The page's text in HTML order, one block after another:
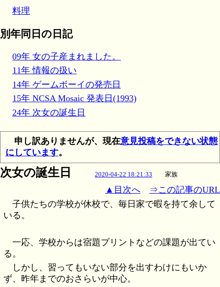
料理
別年同日の日記
09年 女の子産まれました。
11年 情報の扱い
14年 ゲームボーイの発売日
15年 NCSA Mosaic 発表日(1993)
24年 次女の誕生日
申し訳ありませんが、現在意見投稿をできない状態
にしています。
次女の誕生日 2020-04-22 18:21:33 家族
▲目次へ
⇒この記事のURL
子供たちの学校が休校で、毎日家で暇を持て余して
いる。
一応、学校からは宿題プリントなどの課題が出てい
る。
しかし、習ってもいない部分を出すわけにもいか
ず、昨年までのおさらいが中心。